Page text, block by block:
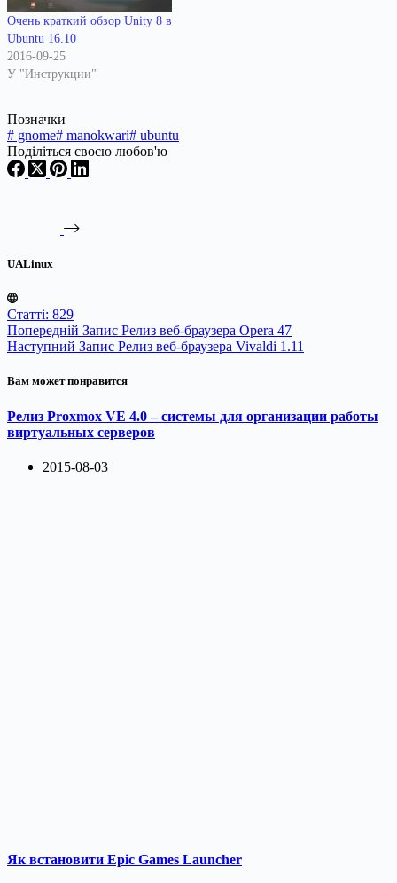
Очень краткий обзор Unity 8 в
Ubuntu 16.10
2016-09-25
У "Инструкции"
Позначки
# gnome# manokwari# ubuntu
Поділіться своєю любов'ю
UALinux
Статті: 829
Попередній Запис Релиз веб-браузера Opera 47
Наступний Запис Релиз веб-браузера Vivaldi 1.11
Вам может понравится
Релиз Proxmox VE 4.0 – системы для организации работы
виртуальных серверов
2015-08-03
Як встановити Epic Games Launcher